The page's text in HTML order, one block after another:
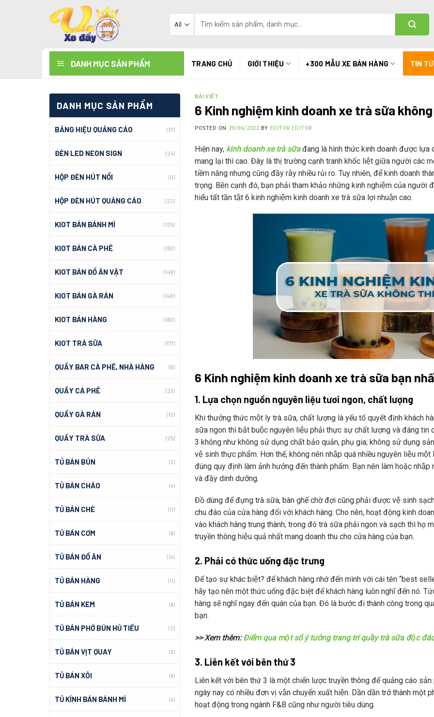
kiếm:
DANH MỤC SẢN PHẨM TRANG CHỦ GIỚI THIỆU +300 MẪU XE BÁN HÀNG TIN
DANH MỤC SẢN PHẨM
BẢNG HIỆU QUẢNG CÁO (37)
ĐÈN LED NEON SIGN (24)
HỘP ĐÈN HÚT NỔI (0)
HỘP ĐÈN HÚT QUẢNG CÁO (22)
KIOT BÁN BÁNH MÌ (125)
KIOT BÁN CÀ PHÊ (153)
KIOT BÁN ĐỒ ĂN VẶT (148)
KIOT BÁN GÀ RÁN (148)
KIOT BÁN HÀNG (160)
KIOT TRÀ SỮA (177)
QUẦY BAR CÀ PHÊ, NHÀ HÀNG (8)
QUẦY CÀ PHÊ (23)
QUẦY GÀ RÁN (10)
QUẦY TRÀ SỮA (25)
TỦ BÁN BÚN (3)
TỦ BÁN CHÁO (4)
TỦ BÁN CHÈ (11)
TỦ BÁN CƠM (6)
TỦ BÁN ĐỒ ĂN (14)
TỦ BÁN HÀNG (11)
TỦ BÁN KEM (6)
TỦ BÁN PHỞ BÚN HỦ TIẾU (2)
TỦ BÁN VỊT QUAY (3)
TỦ BÁN XÔI (6)
TỦ KÍNH BÁN BÁNH MÌ (4)
BÀI VIẾT
6 Kinh nghiệm kinh doanh xe trà sữa
POSTED ON 29/06/2022BY EDITOR EDITOR
Hiện nay, kinh doanh xe trà sữađang là hình thức kinh doanh được lựa
mang lại thì cao. Đây là thị trường cạnh tranh khốc liệt giữa người các
tiềm năng nhưng cũng đầy rẫy nhiều rủi ro. Tuy nhiên, để kinh doanh
trọng. Bên cạnh đó, bạn phải tham khảo những kinh nghiệm của người
hiểu tất tần tật 6 kinh nghiệm kinh doanh xe trà sữa lợi nhuận cao.
6 Kinh nghiệm kinh doanh xe trà sữa bạn
1. Lựa chọn nguồn nguyên liệu tươi ngon, chất lượng
Khi thưởng thức một ly trà sữa, chất lượng là yếu tố quyết định khách
sữa ngon thì bắt buộc nguyên liệu phải thực sự chất lượng và đáng tin
3 không như không sử dụng chất bảo quản, phụ gia; không sử dụng
vệ sinh thực phẩm. Hơn thế, không nên nhập quá nhiều nguyên liệu
đúng quy định làm ảnh hưởng đến thành phẩm. Bạn nên làm hoặc
và đầy dinh dưỡng.
Đồ dùng để đựng trà sữa, bàn ghế chờ đợi cũng phải được vệ sinh
chu đáo của cửa hàng đối với khách hàng. Cho nên, hoạt động kinh
vào khách hàng trung thành; trong đó trà sữa phải ngon và sạch thì họ
truyền thông hiệu quả nhất mang doanh thu cho cửa hàng của bạn.
2. Phải có thức uống đặc trưng
Để tạo sự khác biệt? để khách hàng nhớ đến mình với cái tên “best
hãy tạo nên một thức uống đặc biệt để khách hàng luôn nghĩ đến nó.
hàng sẽ nghĩ ngay đến quán của bạn. Đó là bước đi thành công trong
bạn.
>> Xem thêm:Điểm qua một số ý tưởng trang trí quầy trà sữa độc
3. Liên kết với bên thứ 3
Liên kết với bên thứ 3 là một chiến lược truyền thông để quảng cáo
ngày nay có nhiều đơn vị vận chuyển xuất hiện. Dần dần trở thành một
hoạt động trong ngành F&B cũng như người tiêu dùng.